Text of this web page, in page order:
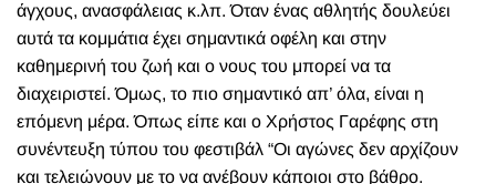
άγχους, ανασφάλειας κ.λπ. Όταν ένας αθλητής δουλεύει
αυτά τα κομμάτια έχει σημαντικά οφέλη και στην
καθημερινή του ζωή και ο νους του μπορεί να τα
διαχειριστεί. Όμως, το πιο σημαντικό απ’ όλα, είναι η
επόμενη μέρα. Όπως είπε και ο Χρήστος Γαρέφης στη
συνέντευξη τύπου του φεστιβάλ “Οι αγώνες δεν αρχίζουν
και τελειώνουν με το να ανέβουν κάποιοι στο βάθρο.